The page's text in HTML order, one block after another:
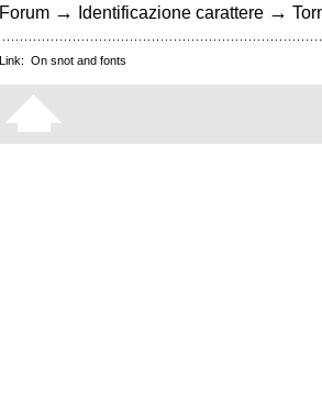
Forum → Identificazione carattere →
Link: On snot and fonts